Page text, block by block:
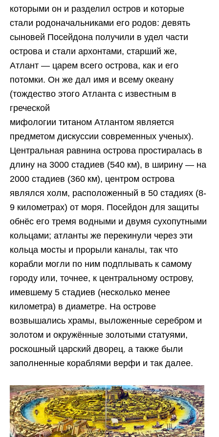
которыми он и разделил остров и которые
стали родоначальниками его родов: девять
сыновей Посейдона получили в удел части
острова и стали архонтами, старший же,
Атлант — царем всего острова, как и его
потомки. Он же дал имя и всему океану
(тождество этого Атланта с известным в
греческой
мифологии титаном Атлантом является
предметом дискуссии современных ученых).
Центральная равнина острова простиралась в
длину на 3000 стадиев (540 км), в ширину — на
2000 стадиев (360 км), центром острова
являлся холм, расположенный в 50 стадиях (8-
9 километрах) от моря. Посейдон для защиты
обнёс его тремя водными и двумя сухопутными
кольцами; атланты же перекинули через эти
кольца мосты и прорыли каналы, так что
корабли могли по ним подплывать к самому
городу или, точнее, к центральному острову,
имевшему 5 стадиев (несколько менее
километра) в диаметре. На острове
возвышались храмы, выложенные серебром и
золотом и окружённые золотыми статуями,
роскошный царский дворец, а также были
заполненные кораблями верфи и так далее.